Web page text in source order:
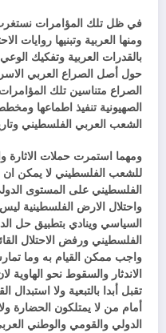
في ظل تلك المؤامرات
ومنها العربية وتبنيها روايات
بالقدرات العربية وتفكيك الوعي
حول أصل الصراع العربي
الصراع متناسين تلك
الصهيونية تنفيذ اطماعها
الشعب العربي الفلسطيني
ومهما استمرت حملات الاثارة
للشعب الفلسطيني لا يمكن
الفلسطيني على المستوى
واحتلال الارض الفلسطينية
السياسي وينادي بتطبيق حل
الفلسطيني ورفض الاحتلال
واجب ممكن القيام به وما
الاندثار والسقوط نحو
تقبل أبدا بالتبعية ولا
أمام من لا يمتلكون الحضارة
الدولي والقومي والوطني